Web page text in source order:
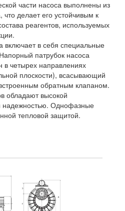
части насоса выполнены из
что делает его устойчивым к
реагентов, используемых
включает в себя специальные
патрубок насоса
в четырех направлениях
плоскости), всасывающий
обратным клапаном.
обладают высокой
надежностью. Однофазные
тепловой защитой.